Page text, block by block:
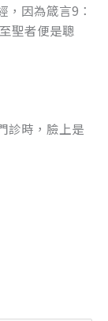
，因為箴言9：
聖者便是聰
診時，臉上是